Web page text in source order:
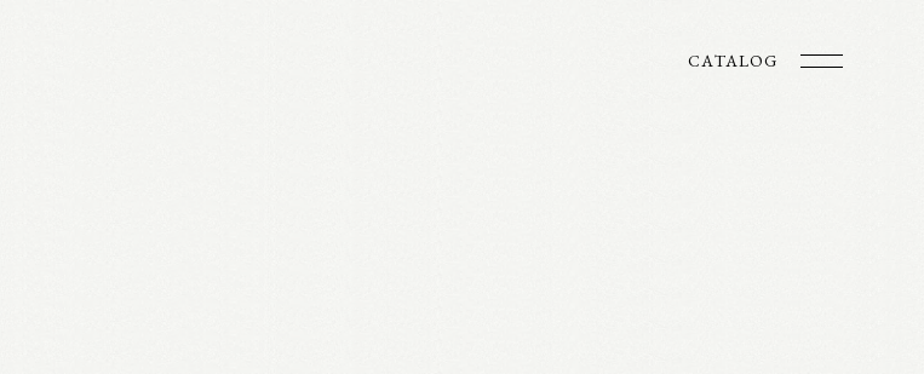
CATALOG